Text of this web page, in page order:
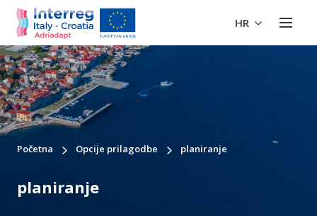
HR
Početna Opcije prilagodbe planiranje
planiranje